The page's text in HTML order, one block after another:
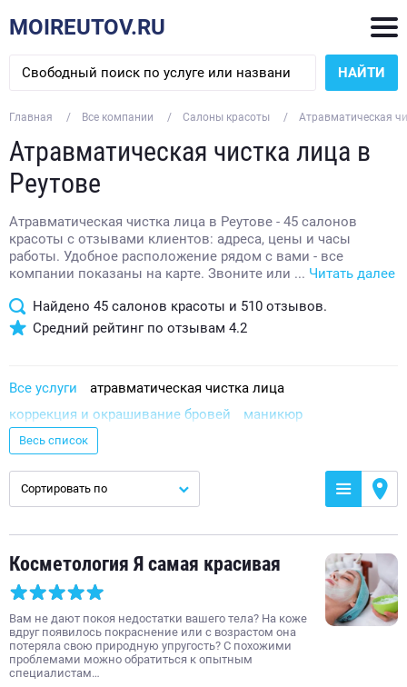
MOIREUTOV.RU
НАЙТИ
Главная Все компании Салоны красоты Атравматическая
Атравматическая чистка лица в
Реутове
Атравматическая чистка лица в Реутове - 45 салонов
красоты с отзывами клиентов: адреса, цены и часы
работы. Удобное расположение рядом с вами - все
компании показаны на карте. Звоните или ... Читать далее
Найдено 45 салонов красоты и 510 отзывов.
Средний рейтинг по отзывам 4.2
Все услуги
атравматическая чистка лица
коррекция и окрашивание бровей
маникюр
ногтевая студия
эпиляция
гель-лак
аппаратный маникюр
мужской маникюр
стрижка
аппаратный педикюр
детская стрижка
окрашивание волос
наращивание ресниц
ламинирование ресниц
классический маникюр
эпиляция ног
массаж лица
мужской педикюр
Весь список
Сортировать по
Косметология Я самая красивая
Вам не дают покоя недостатки вашего тела? На коже
вдруг появилось покраснение или с возрастом она
потеряла свою природную упругость? С похожими
проблемами можно обратиться к опытным
специалистам…